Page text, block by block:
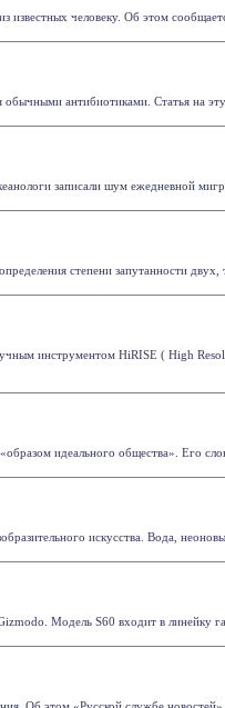
известных человеку. Об этом
антибиотиками. Статья на эту
записали шум ежедневной
степени запутанности двух,
инструментом HiRISE ( High
идеального общества». Его
искусства. Вода,
Модель S60 входит в линейку